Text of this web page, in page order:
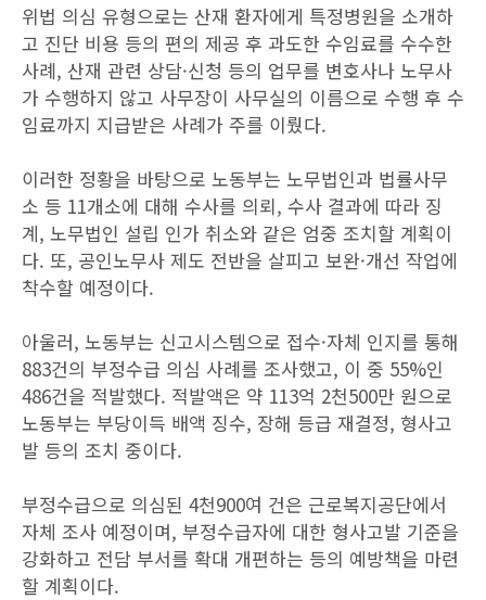
위법 의심 유형으로는 산재 환자에게 특정병원을 소개하
고 진단 비용 등의 편의 제공 후 과도한 수임료를 수수한
사례, 산재 관련 상담·신청 등의 업무를 변호사나 노무사
가 수행하지 않고 사무장이 사무실의 이름으로 수행 후 수
임료까지 지급받은 사례가 주를 이뤘다.
이러한 정황을 바탕으로 노동부는 노무법인과 법률사무
소 등 11개소에 대해 수사를 의뢰, 수사 결과에 따라 징
계, 노무법인 설립 인가 취소와 같은 엄중 조치할 계획이
다. 또, 공인노무사 제도 전반을 살피고 보완·개선 작업에
착수할 예정이다.
아울러, 노동부는 신고시스템으로 접수·자체 인지를 통해
883건의 부정수급 의심 사례를 조사했고, 이 중 55%인
486건을 적발했다. 적발액은 약 113억 2천500만 원으로
노동부는 부당이득 배액 징수, 장해 등급 재결정, 형사고
발 등의 조치 중이다.
부정수급으로 의심된 4천900여 건은 근로복지공단에서
자체 조사 예정이며, 부정수급자에 대한 형사고발 기준을
강화하고 전담 부서를 확대 개편하는 등의 예방책을 마련
할 계획이다.